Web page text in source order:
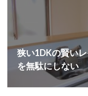
狭い1DKの賢い
を無駄にしない